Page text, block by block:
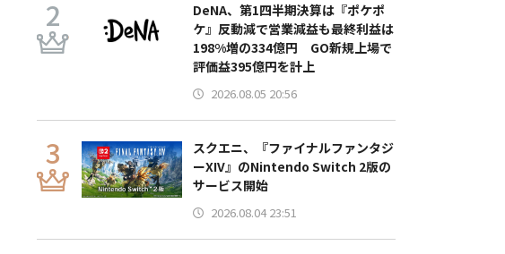
DeNA、第1四半期決算は『ポケポ
ケ』反動減で営業減益も最終利益は
198%増の334億円 GO新規上場で
評価益395億円を計上
2026.08.05 20:56
スクエニ、『ファイナルファンタジ
ーXIV』のNintendo Switch 2版の
サービス開始
2026.08.04 23:51